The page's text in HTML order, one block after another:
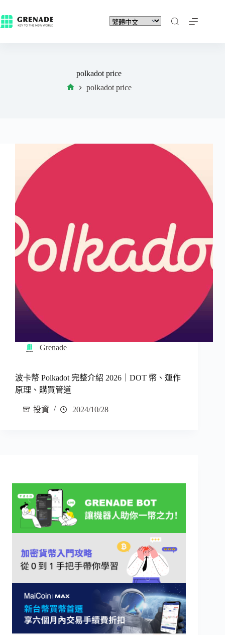
polkadot price
polkadot price
Grenade
波卡幣 Polkadot 完整介紹 2026｜DOT 幣、運作
原理、購買管道
投資 2024/10/28